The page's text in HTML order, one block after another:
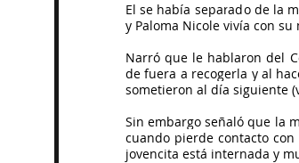
El se había separado de la
y Paloma Nicole vivía con
Narró que le hablaron del
de fuera a recogerla y al
sometieron al día siguiente
Sin embargo señaló que la
cuando pierde contacto
jovencita está internada y